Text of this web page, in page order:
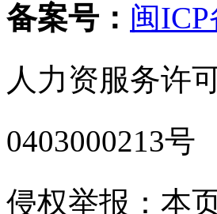
备案号： 闽
人力资服务许
0403000213号
侵权举报：本